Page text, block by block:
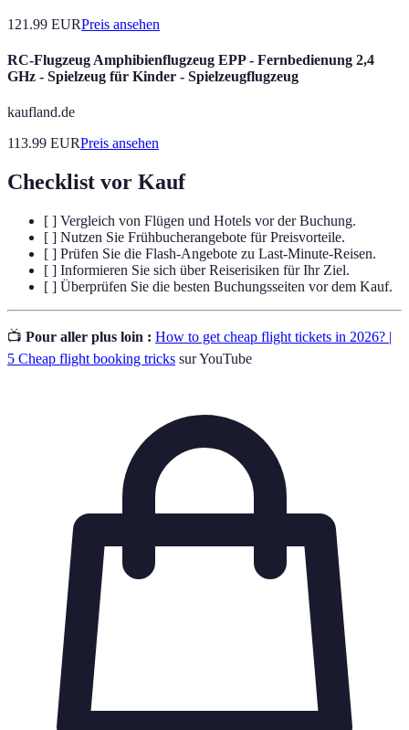
121.99 EURPreis ansehen
RC-Flugzeug Amphibienflugzeug EPP - Fernbedienung 2,4
GHz - Spielzeug für Kinder - Spielzeugflugzeug
kaufland.de
113.99 EURPreis ansehen
Checklist vor Kauf
[ ] Vergleich von Flügen und Hotels vor der Buchung.
[ ] Nutzen Sie Frühbucherangebote für Preisvorteile.
[ ] Prüfen Sie die Flash-Angebote zu Last-Minute-Reisen.
[ ] Informieren Sie sich über Reiserisiken für Ihr Ziel.
[ ] Überprüfen Sie die besten Buchungsseiten vor dem Kauf.
📺 Pour aller plus loin : How to get cheap flight tickets in 2026? |
5 Cheap flight booking tricks sur YouTube